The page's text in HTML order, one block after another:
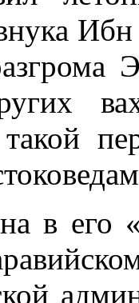
в его